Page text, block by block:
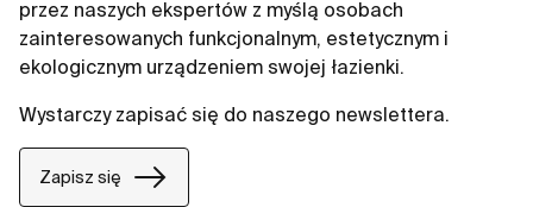
przez naszych ekspertów z myślą osobach
zainteresowanych funkcjonalnym, estetycznym i
ekologicznym urządzeniem swojej łazienki.
Wystarczy zapisać się do naszego newslettera.
Zapisz się